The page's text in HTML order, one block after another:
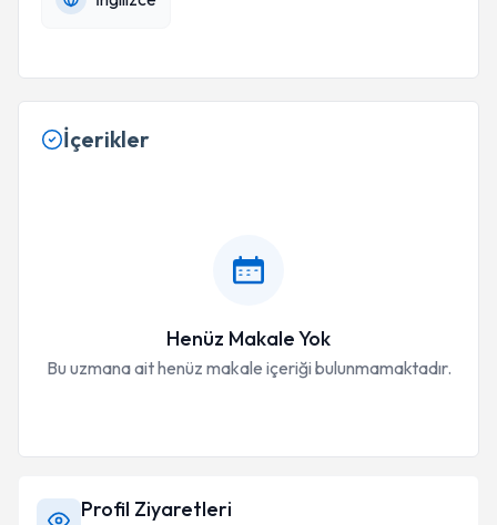
İçerikler
Henüz Makale Yok
Bu uzmana ait henüz makale içeriği bulunmamaktadır.
Profil Ziyaretleri